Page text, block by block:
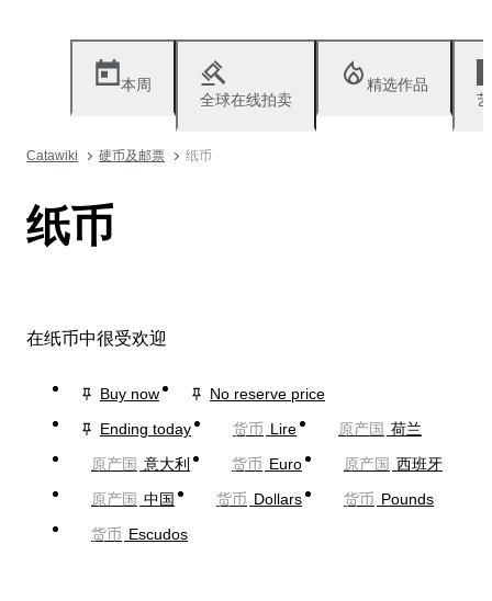
本周
全球在线拍卖
精选作品
Catawiki 硬币及邮票 纸币
纸币
在纸币中很受欢迎
Buy now
No reserve price
Ending today
货币 Lire 原产国 荷兰
原产国 意大利 货币 Euro 原产国 西班牙
原产国 中国 货币 Dollars 货币 Pounds
货币 Escudos